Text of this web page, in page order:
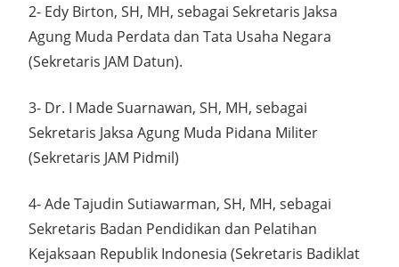
2- Edy Birton, SH, MH, sebagai Sekretaris Jaksa
Agung Muda Perdata dan Tata Usaha Negara
(Sekretaris JAM Datun).
3- Dr. I Made Suarnawan, SH, MH, sebagai
Sekretaris Jaksa Agung Muda Pidana Militer
(Sekretaris JAM Pidmil)
4- Ade Tajudin Sutiawarman, SH, MH, sebagai
Sekretaris Badan Pendidikan dan Pelatihan
Kejaksaan Republik Indonesia (Sekretaris Badiklat